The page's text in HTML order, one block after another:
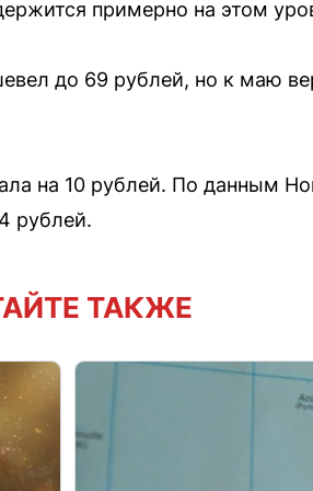
примерно на этом
до 69 рублей, но к маю
на 10 рублей. По данным
рублей.
ТАКЖЕ